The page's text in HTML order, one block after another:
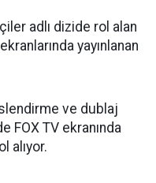
adlı dizide rol alan
yayınlanan
ve dublaj
FOX TV ekranında
alıyor.